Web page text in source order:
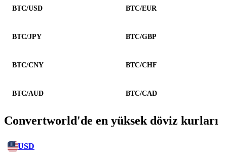
BTC/USD BTC/EUR
BTC/JPY BTC/GBP
BTC/CNY BTC/CHF
BTC/AUD BTC/CAD
Convertworld'de en yüksek döviz kurları
USD